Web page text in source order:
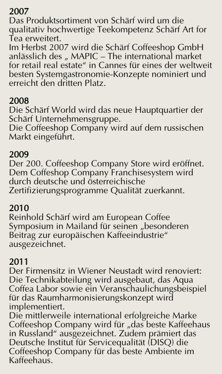
2007
Das Produktsortiment von Schärf wird um die
qualitativ hochwertige Teekompetenz Schärf Art for
Tea erweitert.
Im Herbst 2007 wird die Schärf Coffeeshop GmbH
anlässlich des „ MAPIC – The international market
for retail real estate“ in Cannes für eines der weltweit
besten Systemgastronomie-Konzepte nominiert und
erreicht den dritten Platz.
2008
Die Schärf World wird das neue Hauptquartier der
Schärf Unternehmensgruppe.
Die Coffeeshop Company wird auf dem russischen
Markt eingeführt.
2009
Der 200. Coffeeshop Company Store wird eröffnet.
Dem Coffeshop Company Franchisesystem wird
durch deutsche und österreichische
Zertifizierungsprogramme Qualität zuerkannt.
2010
Reinhold Schärf wird am European Coffee
Symposium in Mailand für seinen „besonderen
Beitrag zur europäischen Kaffeeindustrie“
ausgezeichnet.
2011
Der Firmensitz in Wiener Neustadt wird renoviert:
Die Technikabteilung wird ausgebaut, das Aqua
Coffea Labor sowie ein Veranschaulichungsbeispiel
für das Raumharmonisierungskonzept wird
implementiert.
Die mittlerweile international erfolgreiche Marke
Coffeeshop Company wird für „das beste Kaffeehaus
in Russland“ ausgezeichnet. Zudem prämiert das
Deutsche Institut für Servicequalität (DISQ) die
Coffeeshop Company für das beste Ambiente im
Kaffeehaus.